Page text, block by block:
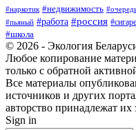
#наркотик #недвижимость
#пьяный #работа #россия
#школа
© 2026 - Экология
Любое копирование
только с обратной
Все материалы
источников и других
авторство принадлежат
Sign in